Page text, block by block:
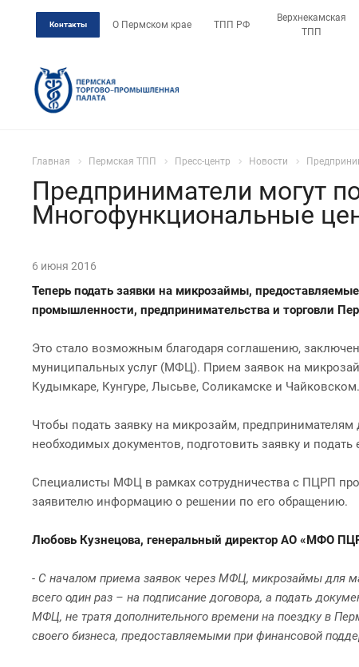
Контакты О Пермском крае ТПП РФ
Верхнекамская
ТПП
Главная Пермская ТПП Пресс-центр Новости
Предприниматели могут
Многофункциональные
6 июня 2016
Теперь подать заявки на микрозаймы,
промышленности, предпринимательства и торговли
Это стало возможным благодаря соглашению,
муниципальных услуг (МФЦ). Прием заявок на
Кудымкаре, Кунгуре, Лысьве, Соликамске и Чайковском.
Чтобы подать заявку на микрозайм, предпринимателям
необходимых документов, подготовить заявку и
Специалисты МФЦ в рамках сотрудничества с ПЦРП
заявителю информацию о решении по его обращению.
Любовь Кузнецова, генеральный директор АО «МФО
- С началом приема заявок через МФЦ, микрозаймы для
всего один раз – на подписание договора, а подать
МФЦ, не тратя дополнительного времени на поездку в
своего бизнеса, предоставляемыми при финансовой